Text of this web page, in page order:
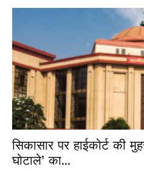
सिकासार पर हाईकोर्ट की
घोटाले’ का...